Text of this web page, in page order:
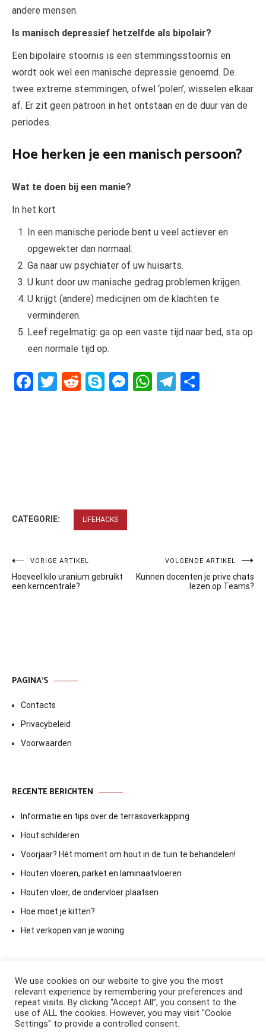
andere mensen.
Is manisch depressief hetzelfde als bipolair?
Een bipolaire stoornis is een stemmingsstoornis en
wordt ook wel een manische depressie genoemd. De
twee extreme stemmingen, ofwel ‘polen’, wisselen elkaar
af. Er zit geen patroon in het ontstaan en de duur van de
periodes.
Hoe herken je een manisch persoon?
Wat te doen bij een manie?
In het kort
In een manische periode bent u veel actiever en
opgewekter dan normaal.
Ga naar uw psychiater of uw huisarts.
U kunt door uw manische gedrag problemen krijgen.
U krijgt (andere) medicijnen om de klachten te
verminderen.
Leef regelmatig: ga op een vaste tijd naar bed, sta op
een normale tijd op.
Facebook
Twitter
RedditSkypeMessenger
WhatsApp
Telegram
CATEGORIE: LIFEHACKS
Bericht
navigatie
VORIGE ARTIKEL
Hoeveel kilo uranium gebruikt
een kerncentrale?
VOLGENDE ARTIKEL
Kunnen docenten je prive chats
lezen op Teams?
PAGINA’S
Contacts
Privacybeleid
Voorwaarden
RECENTE BERICHTEN
Informatie en tips over de terrasoverkapping
Hout schilderen
Voorjaar? Hét moment om hout in de tuin te behandelen!
Houten vloeren, parket en laminaatvloeren
Houten vloer, de ondervloer plaatsen
Hoe moet je kitten?
Het verkopen van je woning
We use cookies on our website to give you the most
relevant experience by remembering your preferences and
repeat visits. By clicking “Accept All”, you consent to the
use of ALL the cookies. However, you may visit "Cookie
Settings" to provide a controlled consent.